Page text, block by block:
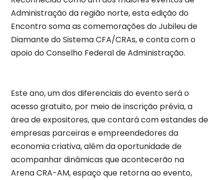
Administração da região norte, esta edição do
Encontro soma as comemorações do Jubileu de
Diamante do Sistema CFA/CRAs, e conta com o
apoio do Conselho Federal de Administração.
Este ano, um dos diferenciais do evento será o
acesso gratuito, por meio de inscrição prévia, a
área de expositores, que contará com estandes de
empresas parceiras e empreendedores da
economia criativa, além da oportunidade de
acompanhar dinâmicas que acontecerão na
Arena CRA-AM, espaço que retorna ao evento,